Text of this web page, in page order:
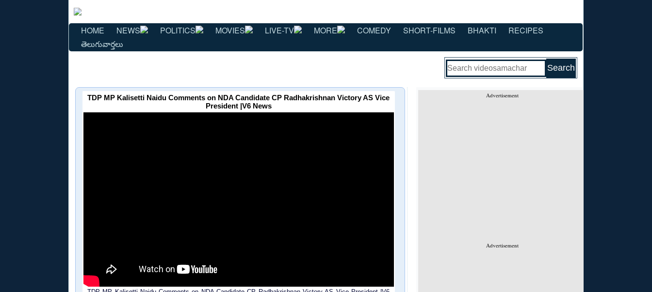
HOME NEWS POLITICS MOVIES LIVE-TV MORE COMEDY SHORT-FILMS BHAKTI
RECIPES
తెలుగువార్తలు
Advertisement
Advertisement
TDP MP Kalisetti Naidu Comments on NDA Candidate CP Radhakrishnan Victory AS Vice
President |V6 News